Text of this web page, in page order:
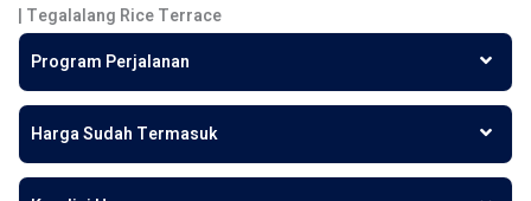
| Tegalalang Rice Terrace
Program Perjalanan
Harga Sudah Termasuk